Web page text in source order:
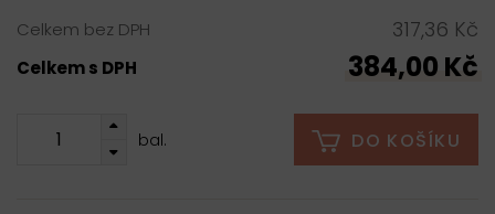
Celkem bez DPH 317,36 Kč
Celkem s DPH 384,00 Kč
bal. DO KOŠÍKU